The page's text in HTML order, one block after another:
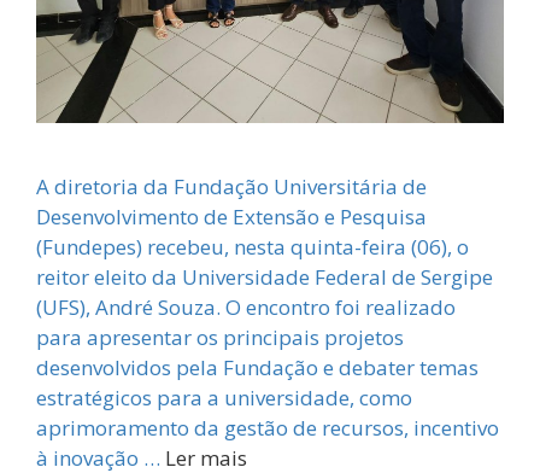
A diretoria da Fundação Universitária de
Desenvolvimento de Extensão e Pesquisa
(Fundepes) recebeu, nesta quinta-feira (06), o
reitor eleito da Universidade Federal de Sergipe
(UFS), André Souza. O encontro foi realizado
para apresentar os principais projetos
desenvolvidos pela Fundação e debater temas
estratégicos para a universidade, como
aprimoramento da gestão de recursos, incentivo
à inovação … Ler mais